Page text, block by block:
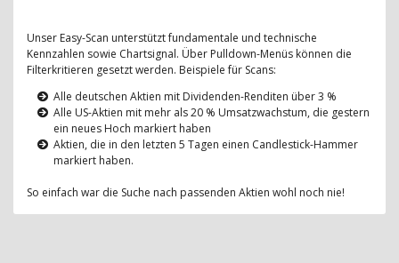
Unser Easy-Scan unterstützt fundamentale und technische
Kennzahlen sowie Chartsignal. Über Pulldown-Menüs können die
Filterkritieren gesetzt werden. Beispiele für Scans:
Alle deutschen Aktien mit Dividenden-Renditen über 3 %
Alle US-Aktien mit mehr als 20 % Umsatzwachstum, die gestern
ein neues Hoch markiert haben
Aktien, die in den letzten 5 Tagen einen Candlestick-Hammer
markiert haben.
So einfach war die Suche nach passenden Aktien wohl noch nie!